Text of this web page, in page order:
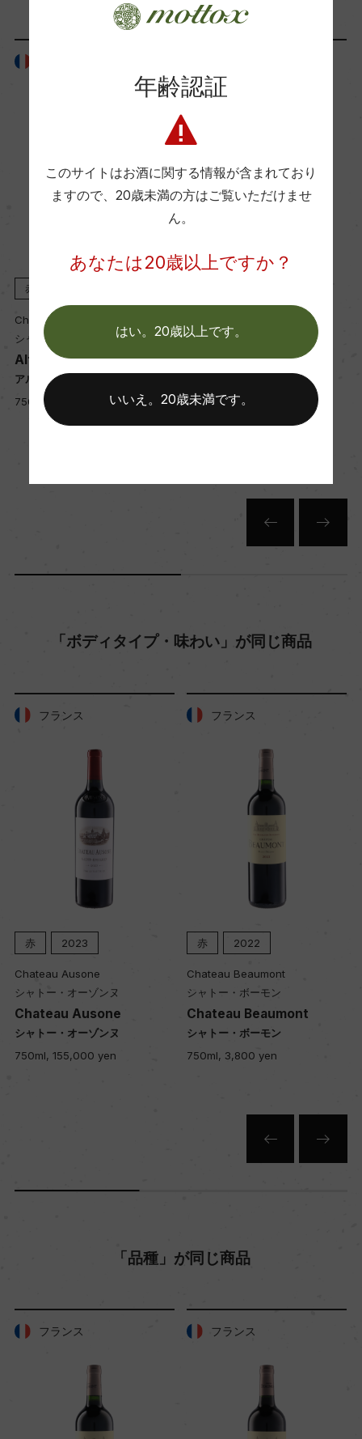
Wine Advocate 獲得点
95+
Wine Spectator 得点
醗酵・熟成
醗酵：ー
熟成：ー
年間生産量
土壌
品質分類・原産地呼称
A.O.C.マルゴー
入数
12
色
赤
Chateau Palmer
シャトー・パルメ
Alter Ego de Palmer
アルテル・エゴ・ド・パルメ
750ml, 21,000 yen
シャトー・パルメ
Chateau Palmer
750ml, 75,000 yen
「ボディタイプ・味わい」が同じ商品
フランス
赤 2023
Chateau Ausone
シャトー・オーゾンヌ
Chateau Ausone
シャトー・オーゾンヌ
750ml, 155,000 yen
フランス
赤 2022
Chateau Beaumont
シャトー・ボーモン
Chateau Beaumont
シャトー・ボーモン
750ml, 3,800 yen
「品種」が同じ商品
フランス フランス
年齢認証
このサイトはお酒に関する情報が含まれており
ますので、 20歳未満の方はご覧いただけませ
ん。
あなたは20歳以上ですか？
はい。20歳以上です。
いいえ。20歳未満です。